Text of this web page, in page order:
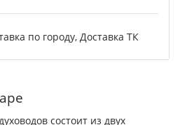
по городу, Доставка ТК
состоит из двух